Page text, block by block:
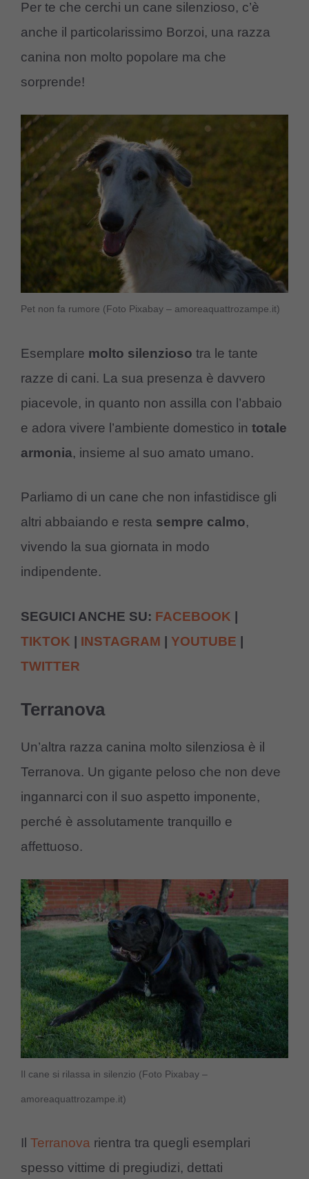
Per te che cerchi un cane silenzioso, c’è
anche il particolarissimo Borzoi, una razza
canina non molto popolare ma che
sorprende!
Pet non fa rumore (Foto Pixabay – amoreaquattrozampe.it)
Esemplare molto silenzioso tra le tante
razze di cani. La sua presenza è davvero
piacevole, in quanto non assilla con l’abbaio
e adora vivere l’ambiente domestico in totale
armonia, insieme al suo amato umano.
Parliamo di un cane che non infastidisce gli
altri abbaiando e resta sempre calmo,
vivendo la sua giornata in modo
indipendente.
SEGUICI ANCHE SU: FACEBOOK
TIKTOK
INSTAGRAM YOUTUBE
TWITTER
Terranova
Un’altra razza canina molto silenziosa è il
Terranova. Un gigante peloso che non deve
ingannarci con il suo aspetto imponente,
perché è assolutamente tranquillo e
affettuoso.
Il cane si rilassa in silenzio (Foto Pixabay –
amoreaquattrozampe.it)
Il Terranova rientra tra quegli esemplari
spesso vittime di pregiudizi, dettati